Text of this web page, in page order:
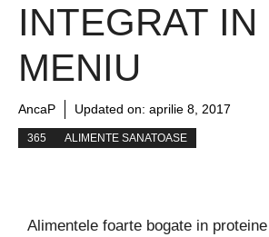
INTEGRAT IN
MENIU
AncaP Updated on: aprilie 8, 2017
365 ALIMENTE SANATOASE
Alimentele foarte bogate in